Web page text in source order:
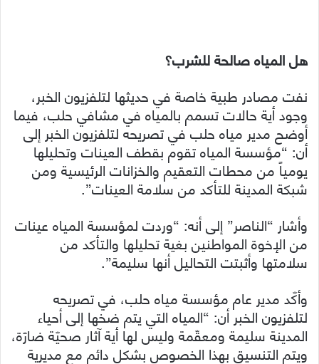
هل المياه صالحة للشرب؟
نفت مصادر طبية خاصة في حديثها لتلفزيون الخبر،
وجود أية حالات تسمم بالمياه في مشافي حلب، فيما
أوضح مدير مياه حلب في تصريحه لتلفزيون الخبر إلى
أن: “مؤسسة المياه تقوم بقطف العينات وتحليلها
يومياً من محطات التعقيم والخزانات الرئيسية ومن
شبكة المدينة للتأكد من سلامة العينات”.
وأشار “الناصر” إلى أنه: “وردت لمؤسسة المياه عينات
من الإخوة المواطنين بغية تحليلها والتأكد من
سلامتها وأثبتت التحاليل أنها سليمة”.
وأكّد مدير عام مؤسسة مياه حلب، في تصريحه
لتلفزيون الخبر أن: “المياه التي يتم ضخها إلى أحياء
المدينة سليمة ومعقّمة وليس لها أية آثار صحيّة ضارّة،
ويتم التنسيق بهذا الخصوص بشكل دائم مع مديرية